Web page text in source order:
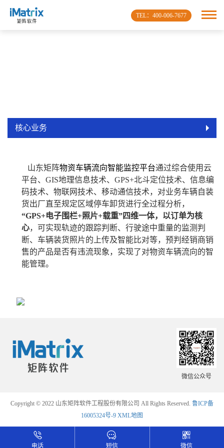
TEL：400-006-7677
核心业务
山东矩阵物资车辆流向智能监控平台通过综合使用云
平台、GIS地理信息技术、GPS+北斗定位技术、信息编
码技术、物联网技术、移动通信技术，对业务车辆自装
货出厂直至规定区域停车卸货进行全过程分析，
“GPS+电子围栏+照片+载重”四维一体，以订单为核
心，可实现轨迹的跟踪判断、行驶途中重量的监测判
断、车辆装货照片的上传及智能比对等，预判经销商销
售的产品是否有违流现象，实现了对物资车辆流向的智
能管理。
微信公众号
Copyright © 2022 山东矩阵软件工程股份有限公司 All Rights Reserved. 鲁ICP备
16005324号-9 XML地图
电话 短信 微信